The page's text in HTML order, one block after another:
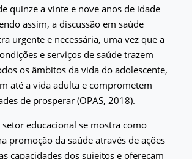
quinze a vinte e nove anos de idade
assim, a discussão em saúde
urgente e necessária, uma vez que a
e serviços de saúde trazem
os âmbitos da vida do adolescente,
até a vida adulta e comprometem
de prosperar (OPAS, 2018).
setor educacional se mostra como
promoção da saúde através de ações
capacidades dos sujeitos e ofereçam